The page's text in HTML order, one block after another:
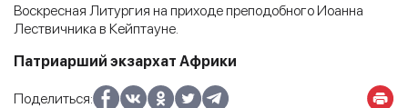
Воскресная Литургия на приходе преподобного Иоанна
Лествичника в Кейптауне.
Патриарший экзархат Африки
Поделиться: